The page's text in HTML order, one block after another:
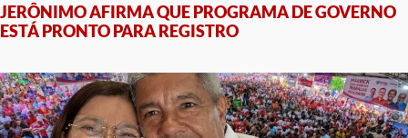
JERÔNIMO AFIRMA QUE PROGRAMA DE GOVERNO
ESTÁ PRONTO PARA REGISTRO